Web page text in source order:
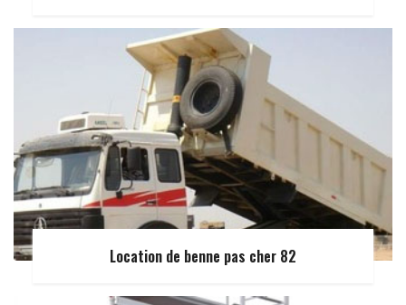
Location de benne pas cher 82